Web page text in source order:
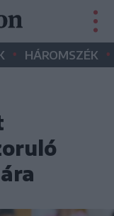
• HÁROMSZÉK •